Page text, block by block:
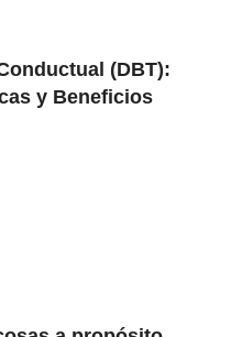
(DBT):
y Beneficios